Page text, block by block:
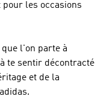
les occasions
l'on parte à
te sentir décontracté
et de la